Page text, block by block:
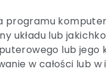
układu lub
lub jego
w całości lub